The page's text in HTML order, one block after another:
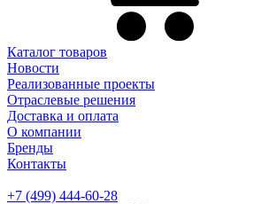
Каталог товаров
Новости
Реализованные проекты
Отраслевые решения
Доставка и оплата
О компании
Бренды
Контакты
+7 (499) 444-60-28